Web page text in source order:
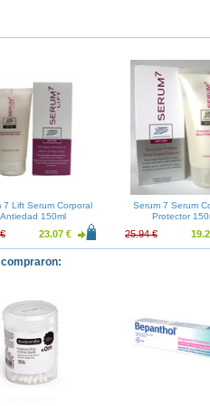
7 Lift Serum Corporal
Antiedad 150ml
23.07 €
Serum 7 Serum
Protector
25.94 €